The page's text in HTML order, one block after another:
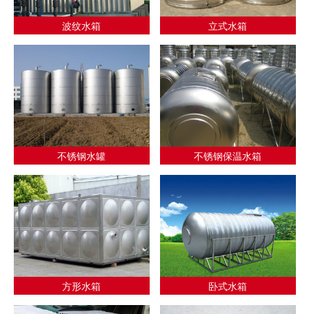
波纹水箱 立式水箱
不锈钢水罐 不锈钢保温水箱
方形水箱 卧式水箱